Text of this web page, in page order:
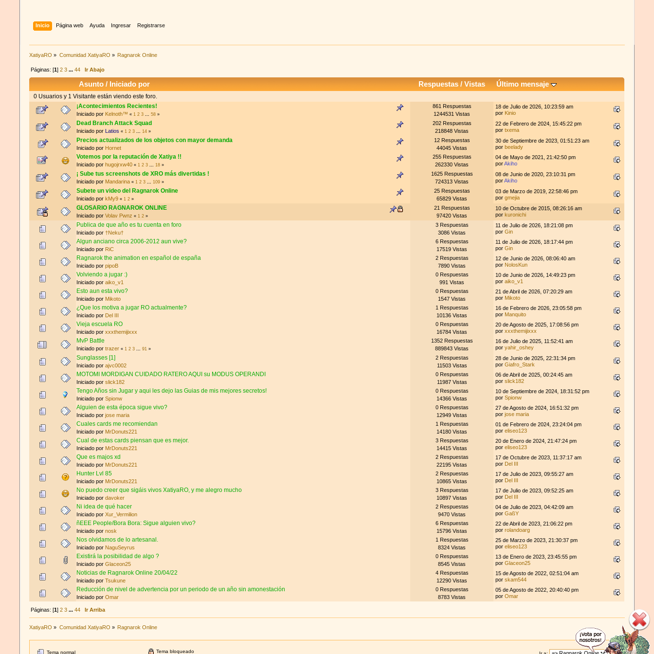
Inicio Página web Ayuda Ingresar Registrarse
XatiyaRO » Comunidad XatiyaRO » Ragnarok Online
Páginas: [1] 2 3 ... 44 Ir Abajo
Asunto / Iniciado por Respuestas /Vistas Último mensaje
0 Usuarios y 1 Visitante están viendo este foro.
¡Acontecimientos Recientes!
Iniciado por Kelnoth™ « 1 2 3 ...58 »
861 Respuestas
1244531 Vistas
18 de Julio de 2026, 10:23:59 am
por Kinio
Dead Branch Attack Squad
Iniciado porLatios « 1 2 3 14 »
202 Respuestas
218848 Vistas
22 de Febrero de 2024, 15:45:22 pm
portxema
Precios actualizados de los objetos con mayor demanda
Iniciado por Hornet
12 Respuestas
44045 Vistas
30 de Septiembre de 2023, 01:51:23 am
porbeelady
Votemos por la reputación de Xatiya !!
Iniciado porhugojrxw40 « 1 2 3 18 »
255 Respuestas
262330 Vistas
04 de Mayo de 2021, 21:42:50 pm
porAkiho
¡ Sube tus screenshots de XRO más divertidas !
Iniciado por Mandarina « 1 2 3 109 »
1625 Respuestas
724313 Vistas
08 de Junio de 2020, 23:10:31 pm
porAkiho
Subete un video del Ragnarok Online
Iniciado porkMy9 « 1 2 »
25 Respuestas
65829 Vistas
03 de Marzo de 2019, 22:58:46 pm
porgmejia
GLOSARIO RAGNAROK ONLINE
Iniciado porVolav Pwnz « 1 2 »
21 Respuestas
97420 Vistas
10 de Octubre de 2015, 08:26:16 am
porkuronichi
Publica de que año es tu cuenta en foro
Iniciado por†Neku†
3 Respuestas
3086 Vistas
11 de Julio de 2026, 18:21:08 pm
porGin
Algun anciano circa 2006-2012 aun vive?
Iniciado por RiC
6 Respuestas
17519 Vistas
11 de Julio de 2026, 18:17:44 pm
porGin
Ragnarok the animation en español de españa
Iniciado porpipoB
2 Respuestas
7890 Vistas
12 de Junio de 2026, 08:06:40 am
por NolosKun
Volviendo a jugar :)
Iniciado poraiko_v1
0 Respuestas
991 Vistas
10 de Junio de 2026, 14:49:23 pm
poraiko_v1
Esto aun esta vivo?
Iniciado por Mikoto
0 Respuestas
1547 Vistas
21 de Abril de 2026, 07:20:29 am
por Mikoto
¿Que los motiva a jugar RO actualmente?
Iniciado por Del III
1 Respuestas
10136 Vistas
16 de Febrero de 2026, 23:05:58 pm
por Manquito
Vieja escuela RO
Iniciado porxxxthemijixxx
0 Respuestas
16784 Vistas
20 de Agosto de 2025, 17:08:56 pm
porxxxthemijixxx
MvP Battle
Iniciado portrazer « 1 2 3 ...91 »
1352 Respuestas
889843 Vistas
16 de Julio de 2025, 11:52:41 am
poryahir_oshey
Sunglasses [1]
Iniciado porajvc0002
2 Respuestas
11503 Vistas
28 de Junio de 2025, 22:31:34 pm
porGiafro_Stark
MOTOMI MORDIGAN CUIDADO RATERO AQUI su MODUS OPERANDI
Iniciado porslick182
0 Respuestas
11987 Vistas
06 de Abril de 2025, 00:24:45 am
porslick182
Tengo Años sin Jugar y aqui les dejo las Guias de mis mejores secretos!
Iniciado porSpionw
0 Respuestas
14366 Vistas
10 de Septiembre de 2024, 18:31:52 pm
porSpionw
Alguien de esta época sigue vivo?
Iniciado porjose maria
0 Respuestas
12949 Vistas
27 de Agosto de 2024, 16:51:32 pm
porjose maria
Cuales cards me recomiendan
Iniciado por MrDonuts221
1 Respuestas
14180 Vistas
01 de Febrero de 2024, 23:24:04 pm
poreliseo123
Cual de estas cards piensan que es mejor.
Iniciado por MrDonuts221
3 Respuestas
14415 Vistas
20 de Enero de 2024, 21:47:24 pm
poreliseo123
Que es majos xd
Iniciado por MrDonuts221
2 Respuestas
22195 Vistas
17 de Octubre de 2023, 11:37:17 am
por Del III
Hunter Lvl 85
Iniciado por MrDonuts221
2 Respuestas
10865 Vistas
17 de Julio de 2023, 09:55:27 am
por Del III
No puedo creer que sigáis vivos XatiyaRO, y me alegro mucho
Iniciado pordavoker
3 Respuestas
10897 Vistas
17 de Julio de 2023, 09:52:25 am
por Del III
Ni idea de qué hacer
Iniciado porXur_Vermilion
2 Respuestas
9470 Vistas
04 de Julio de 2023, 04:42:09 am
porGaßY
ñEEE People/Bora Bora: Sigue alguien vivo?
Iniciado pornosk
6 Respuestas
15796 Vistas
22 de Abril de 2023, 21:06:22 pm
porrolandoarg
Nos olvidamos de lo artesanal.
Iniciado por NaguSeyrus
1 Respuestas
8324 Vistas
25 de Marzo de 2023, 21:30:37 pm
poreliseo123
Existirá la posibilidad de algo ?
Iniciado porGlaceon25
0 Respuestas
8545 Vistas
13 de Enero de 2023, 23:45:55 pm
porGlaceon25
Noticias de Ragnarok Online 20/04/22
Iniciado porTsukune
4 Respuestas
12290 Vistas
15 de Agosto de 2022, 02:51:04 am
porskam544
Reducción de nivel de advertencia por un periodo de un año sin amonestación
Iniciado porOmar
0 Respuestas
8783 Vistas
05 de Agosto de 2022, 20:40:40 pm
porOmar
Páginas: [1] 2 3 ... 44 Ir Arriba
XatiyaRO » Comunidad XatiyaRO » Ragnarok Online
Tema normal Tema bloqueado